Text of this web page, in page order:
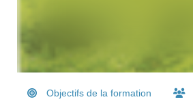
Objectifs de la formation